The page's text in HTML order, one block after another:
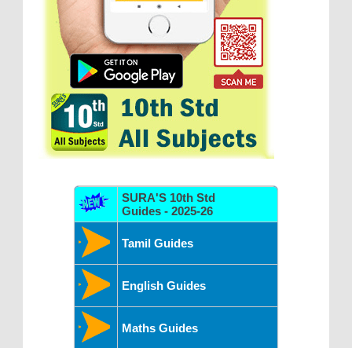
SURA'S 10th Std
Guides - 2025-26
Tamil Guides
English Guides
Maths Guides